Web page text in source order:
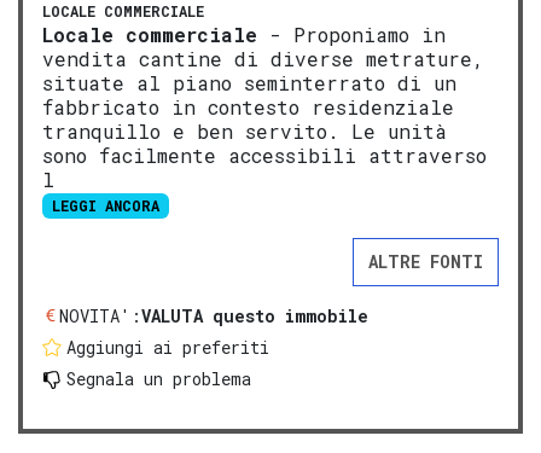
LOCALE COMMERCIALE
Locale commerciale - Proponiamo in
vendita cantine di diverse metrature,
situate al piano seminterrato di un
fabbricato in contesto residenziale
tranquillo e ben servito. Le unità
sono facilmente accessibili attraverso
l
LEGGI ANCORA
ALTRE FONTI
NOVITA':VALUTA questo immobile
Aggiungi ai preferiti
Segnala un problema